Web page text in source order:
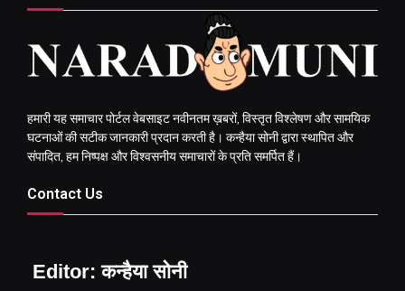
हमारी यह समाचार पोर्टल वेबसाइट नवीनतम ख़बरों, विस्तृत विश्लेषण और सामयिक
घटनाओं की सटीक जानकारी प्रदान करती है। कन्हैया सोनी द्वारा स्थापित और
संपादित, हम निष्पक्ष और विश्वसनीय समाचारों के प्रति समर्पित हैं।
Contact Us
Editor: कन्हैया सोनी